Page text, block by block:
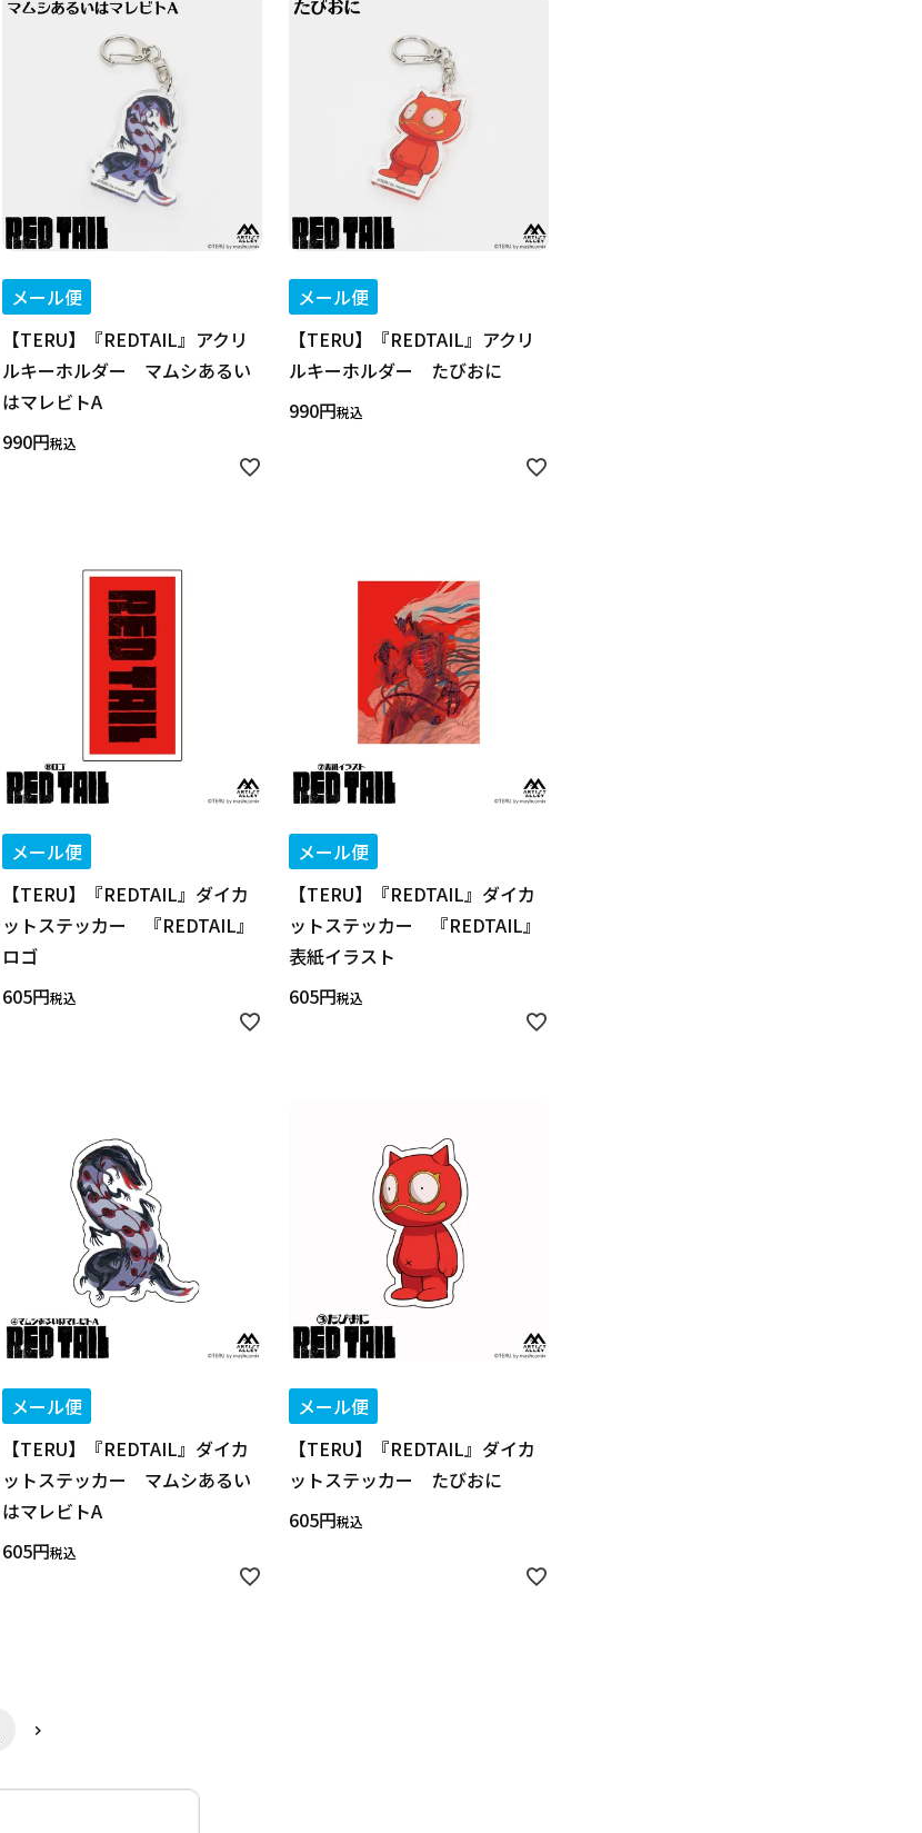
メール便
【TERU】『REDTAIL』アクリ
ルキーホルダー マムシあるい
はマレビトA
990
税込
メール便
【TERU】『REDTAIL』アクリ
ルキーホルダー たびおに
990
税込
メール便
【TERU】『REDTAIL』ダイカ
ットステッカー 『REDTAIL』
ロゴ
605
税込
メール便
【TERU】『REDTAIL』ダイカ
ットステッカー 『REDTAIL』
表紙イラスト
605
税込
メール便
【TERU】『REDTAIL』ダイカ
ットステッカー マムシあるい
はマレビトA
605
税込
メール便
【TERU】『REDTAIL』ダイカ
ットステッカー たびおに
605
税込